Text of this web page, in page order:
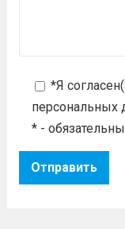
*Я
персональных
* -